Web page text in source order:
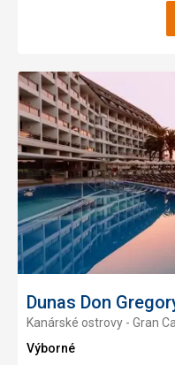
Dunas Don
Kanárské ostrovy - Gran
Výborné